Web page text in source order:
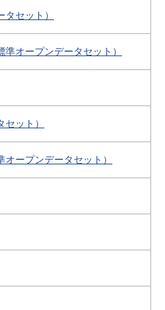
セット）
オープンデータセット）
ット）
ープンデータセット）